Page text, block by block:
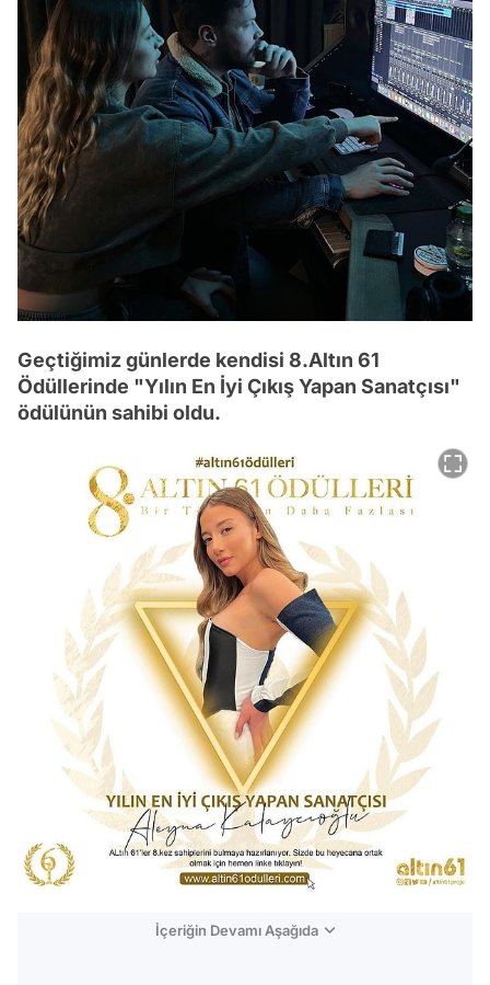
Geçtiğimiz günlerde kendisi 8.Altın 61
Ödüllerinde "Yılın En İyi Çıkış Yapan Sanatçısı"
ödülünün sahibi oldu.
İçeriğin Devamı Aşağıda